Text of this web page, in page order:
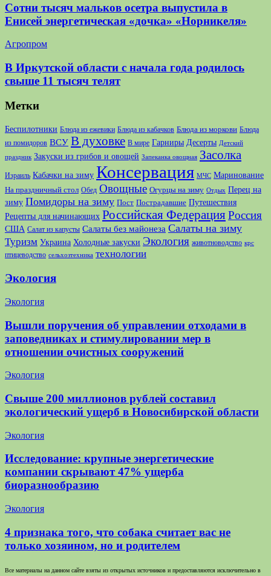
Сотни тысяч мальков осетра выпустила в
Енисей энергетическая «дочка» «Норникеля»
Агропром
В Иркутской области с начала года родилось
свыше 11 тысяч телят
Метки
Беспилотники Блюда из ежевики Блюда из кабачков Блюда из моркови Блюда
из помидоров ВСУ В духовке В мире Гарниры Десерты Детский
праздник Закуски из грибов и овощей Запеканка овощная Засолка
Израиль Кабачки на зиму Консервация МЧС Маринование
На праздничный стол Обед Овощные Огурцы на зиму Отдых Перец на
зиму Помидоры на зиму Пост Пострадавшие Путешествия
Рецепты для начинающих Российская ФедерацияРоссия
США Салат из капусты Салаты без майонеза Салаты на зиму
Туризм Украина Холодные закуски Экология животноводство крс
птицеводство сельхозтехника технологии
Экология
Экология
Вышли поручения об управлении отходами в
заповедниках и стимулировании мер в
отношении очистных сооружений
Экология
Свыше 200 миллионов рублей составил
экологический ущерб в Новосибирской области
Экология
Исследование: крупные энергетические
компании скрывают 47% ущерба
биоразнообразию
Экология
4 признака того, что собака считает вас не
только хозяином, но и родителем
Все материалы на данном сайте взяты из открытых источников и предоставляются исключительно в